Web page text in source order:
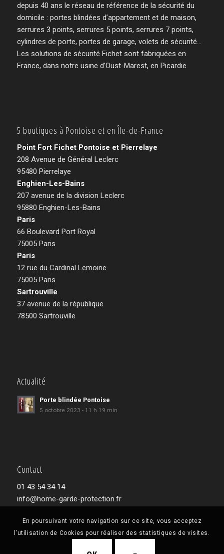
depuis 40 ans le réseau de référence de la sécurité du
domicile : portes blindées d’appartement et de maison,
serrures 3 points, serrures 5 points, serrures 7 points,
cylindres de porte, portes de garage, volets de sécurité…
Les solutions de sécurité Fichet sont fabriquées en
France, dans notre usine d’Oust-Marest, en Picardie.
5 boutiques à Pontoise et en Île-de-France
Point Fort Fichet Pontoise et Pierrelaye
208 Avenue de Général Leclerc
95480 Pierrelaye
Enghien-Les-Bains
207 avenue de la division Leclerc
95880 Enghien-Les-Bains
Paris
66 Boulevard Port Royal
75005 Paris
Paris
12 rue du Cardinal Lemoine
75005 Paris
Sartrouville
37 avenue de la république
78500 Sartrouville
Actualité
Porte blindée Pontoise
5 octobre 2023 - 11 h 19 min
Contact
01 43 54 34 14
info@home-garde-protection.fr
En poursuivant votre navigation sur ce site, vous acceptez
l’utilisation de Cookies pour réaliser des statistiques de visites.